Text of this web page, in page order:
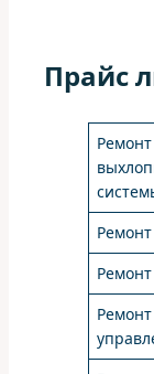
Прайс
Ремонт